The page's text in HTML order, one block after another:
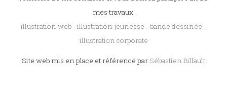
mes travaux.
illustration web -illustration jeunesse -bande dessinée -
illustration corporate
Site web mis en place et référencé par Sébastien Billault